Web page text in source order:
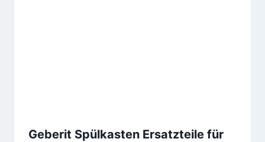
Geberit Spülkasten Ersatzteile für